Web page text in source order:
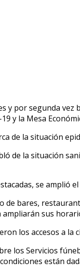
y por segunda
y la Mesa
de la situación
de la situación
se amplió
de bares,
sus
los accesos a la
los Servicios
están